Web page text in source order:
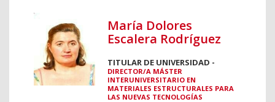
María Dolores
Escalera Rodríguez
TITULAR DE UNIVERSIDAD -
DIRECTOR/A MÁSTER
INTERUNIVERSITARIO EN
MATERIALES ESTRUCTURALES PARA
LAS NUEVAS TECNOLOGÍAS